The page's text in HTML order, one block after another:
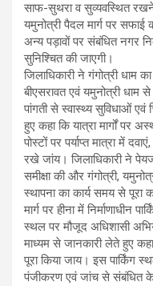
साफ-सुथरा व सुव्यवस्थित रखने
यमुनोत्री पैदल मार्ग पर
अन्य पड़ावों पर संबंधित नगर
सुनिश्चित की जाएगी।
जिलाधिकारी ने गंगोत्री धाम
बीएसरावत एवं यमुनोत्री धाम
पांगती से स्वास्थ्य सुविधाओं एवं
हुए कहा कि यात्रा मार्गों पर
पोस्टों पर पर्याप्त मात्रा में
रखे जांय। जिलाधिकारी ने
समीक्षा की और गंगोत्री,
स्थापना का कार्य समय से पूरा
मार्ग पर हीना में निर्माणाधीन
स्थल पर मौजूद अधिशासी
माध्यम से जानकारी लेते हुए
पूरा किया जाय। इस पार्किंग
पंजीकरण एवं जांच से संबंधित